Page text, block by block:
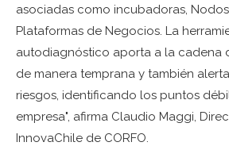
asociadas como incubadoras,
Plataformas de Negocios. La
autodiagnóstico aporta a la cadena
de manera temprana y también
riesgos, identificando los puntos
empresa", afirma Claudio Maggi,
InnovaChile de CORFO.